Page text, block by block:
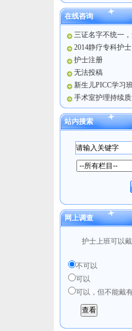
学会科...(6-17)
在线咨询
三证名字不统一
2014静疗专科护士
护士注册
无法投稿
新生儿PICC学习
手术室护理持续
站内搜索
网上调查
护士上班可以
不可以
可以
可以，但不能戴